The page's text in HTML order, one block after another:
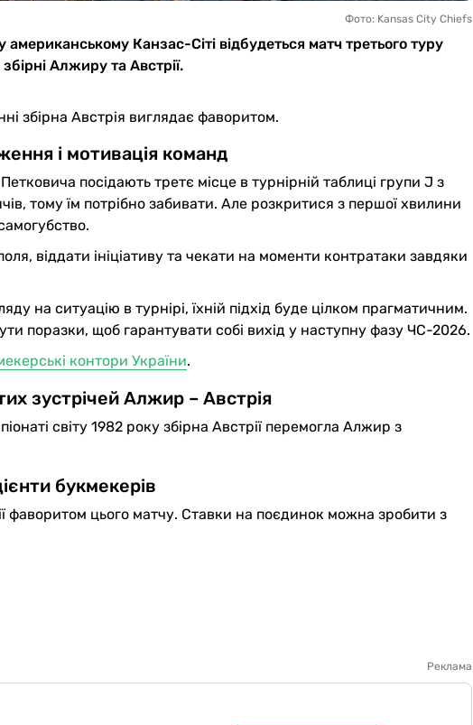
Фото: Kansas City Chiefs
Канзас-Сіті відбудеться матч третього туру
Алжиру та Австрії.
збірна Австрія виглядає фаворитом.
і мотивація команд
посідають третє місце в турнірній таблиці групи J з
тому їм потрібно забивати. Але розкритися з першої хвилини
віддати ініціативу та чекати на моменти контратаки завдяки
на ситуацію в турнірі, їхній підхід буде цілком прагматичним.
поразки, щоб гарантувати собі вихід у наступну фазу ЧС-2026.
контори України.
зустрічей Алжир – Австрія
світу 1982 року збірна Австрії перемогла Алжир з
букмекерів
фаворитом цього матчу. Ставки на поєдинок можна зробити з
Реклама